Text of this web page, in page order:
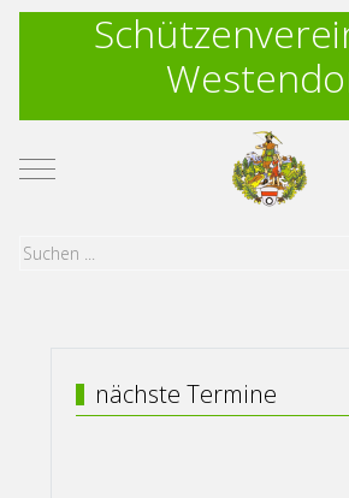
Mobile Menu Toggle
nächste Termine